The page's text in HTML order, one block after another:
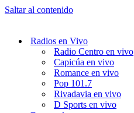
Saltar al contenido
Radios en Vivo
Radio Centro en vivo
Capicúa en vivo
Romance en vivo
Pop 101.7
Rivadavia en vivo
D Sports en vivo